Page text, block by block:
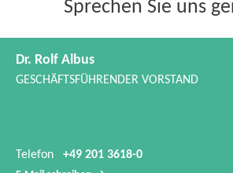
GESCHÄFTSFÜHRENDER VORSTAND
Telefon +49 201 3618-0
Prof. Dr. Christoph Wieland